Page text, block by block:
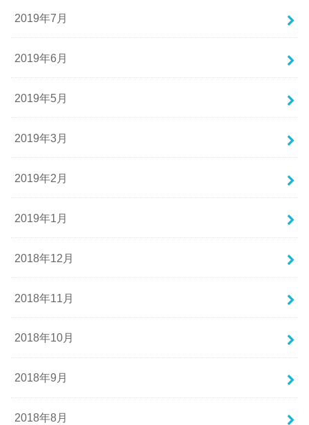
2019年7月
2019年6月
2019年5月
2019年3月
2019年2月
2019年1月
2018年12月
2018年11月
2018年10月
2018年9月
2018年8月